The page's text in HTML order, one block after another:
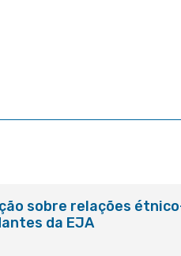
sobre relações
da EJA